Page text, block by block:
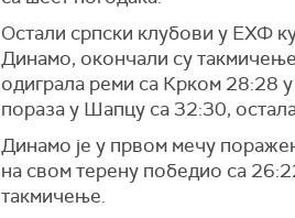
Остали српски клубови у ЕХФ
Динамо, окончали су такмичење
одиграла реми са Крком 28:28 у
пораза у Шапцу са 32:30,
Динамо је у првом мечу
на свом терену победио са
такмичење.